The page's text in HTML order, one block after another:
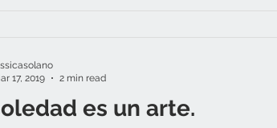
es un arte.
17, 2019
2 min read